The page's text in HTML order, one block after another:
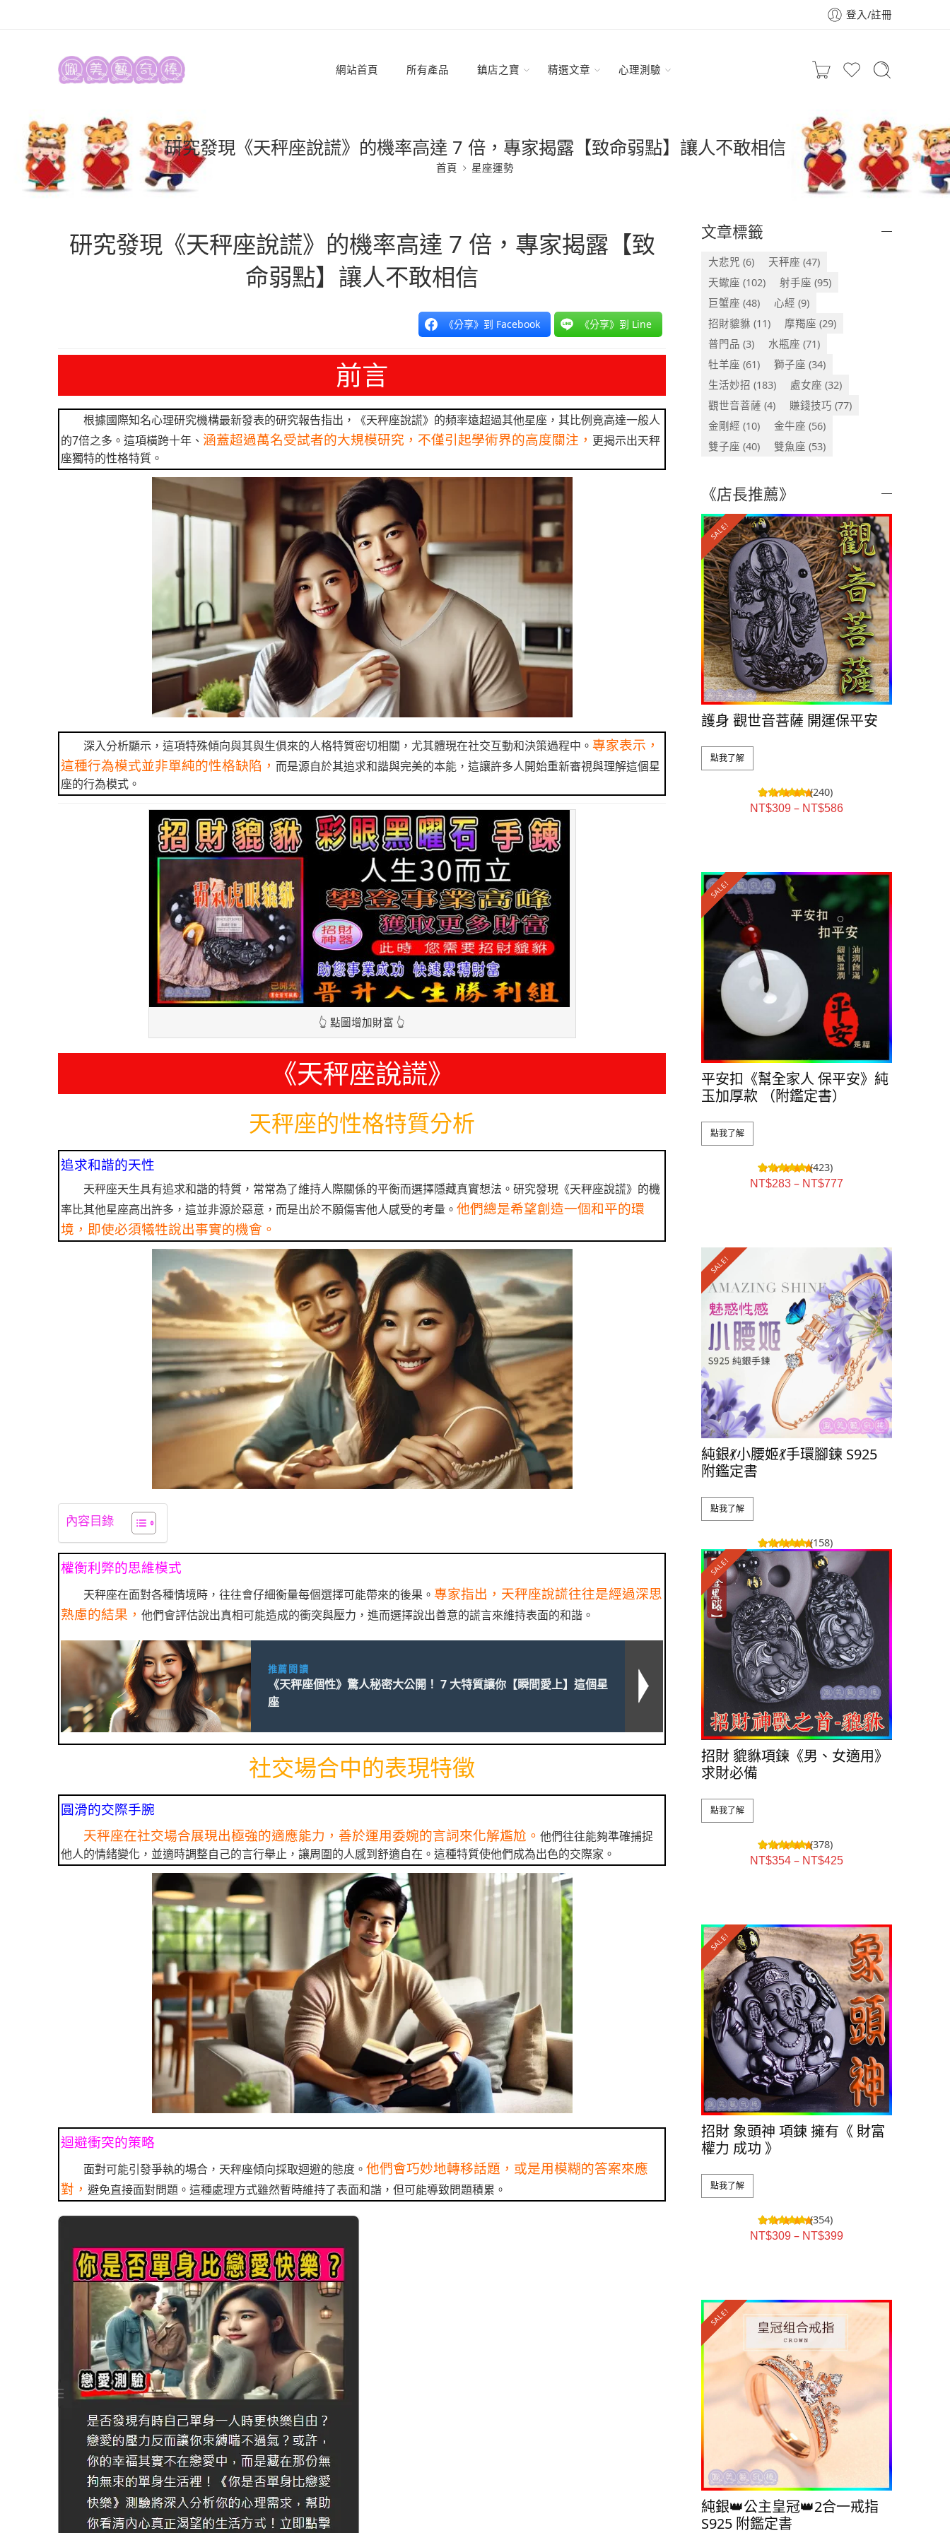
登入/註冊
網站首頁 所有產品 鎮店之寶 精選文章 心理測驗
研究發現《天秤座說謊》的機率高達 7 倍，專家揭露【致命弱點】讓人不敢相信
首頁 星座運勢
研究發現《天秤座說謊》的機率高達 7 倍，專家揭露【致
命弱點】讓人不敢相信
《分享》到 Facebook 《分享》到 Line
前言
根據國際知名心理研究機構最新發表的研究報告指出，《天秤座說謊》的頻率遠超過其他星座，其比例竟高達一般人
的7倍之多。這項橫跨十年、 涵蓋超過萬名受試者的大規模研究，不僅引起學術界的高度關注， 更揭示出天秤
座獨特的性格特質。
深入分析顯示，這項特殊傾向與其與生俱來的人格特質密切相關，尤其體現在社交互動和決策過程中。 專家表示，
這種行為模式並非單純的性格缺陷， 而是源自於其追求和諧與完美的本能，這讓許多人開始重新審視與理解這個星
座的行為模式。
👆 點圖增加財富 👆
《天秤座說謊》
天秤座的性格特質分析
追求和諧的天性
天秤座天生具有追求和諧的特質，常常為了維持人際關係的平衡而選擇隱藏真實想法。研究發現《天秤座說謊》的機
率比其他星座高出許多，這並非源於惡意，而是出於不願傷害他人感受的考量。 他們總是希望創造一個和平的環
境，即使必須犧牲說出事實的機會。
內容目錄
權衡利弊的思維模式
天秤座在面對各種情境時，往往會仔細衡量每個選擇可能帶來的後果。 專家指出，天秤座說謊往往是經過深思
熟慮的結果， 他們會評估說出真相可能造成的衝突與壓力，進而選擇說出善意的謊言來維持表面的和諧。
推薦閱讀
《天秤座個性》驚人秘密大公開！ 7 大特質讓你【瞬間愛上】這個星
座
社交場合中的表現特徵
圓滑的交際手腕
天秤座在社交場合展現出極強的適應能力，善於運用委婉的言詞來化解尷尬。 他們往往能夠準確捕捉
他人的情緒變化，並適時調整自己的言行舉止，讓周圍的人感到舒適自在。這種特質使他們成為出色的交際家。
迴避衝突的策略
面對可能引發爭執的場合，天秤座傾向採取迴避的態度。 他們會巧妙地轉移話題，或是用模糊的答案來應
對， 避免直接面對問題。這種處理方式雖然暫時維持了表面和諧，但可能導致問題積累。
文章標籤
大悲咒 (6) 天秤座 (47)
天蠍座 (102) 射手座 (95)
巨蟹座 (48) 心經 (9)
招財貔貅 (11) 摩羯座 (29)
普門品 (3) 水瓶座 (71)
牡羊座 (61) 獅子座 (34)
生活妙招 (183) 處女座 (32)
觀世音菩薩 (4) 賺錢技巧 (77)
金剛經 (10) 金牛座 (56)
雙子座 (40) 雙魚座 (53)
《店長推薦》
SALE!
護身 觀世音菩薩 開運保平安
點我了解
(240)
NT$309 – NT$586
SALE!
平安扣《幫全家人 保平安》純
玉加厚款 （附鑑定書）
點我了解
(423)
NT$283 – NT$777
SALE!
純銀💃小腰姬💃手環腳鍊 S925
附鑑定書
點我了解
(158)
SALE!
招財 貔貅項鍊《男、女適用》
求財必備
點我了解
(378)
NT$354 – NT$425
SALE!
招財 象頭神 項鍊 擁有《 財富
權力 成功 》
點我了解
(354)
NT$309 – NT$399
SALE!
純銀👑公主皇冠👑2合一戒指
S925 附鑑定書